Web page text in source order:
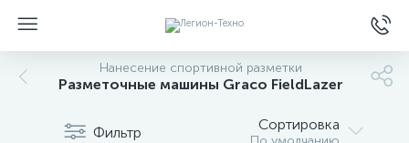
Нанесение спортивной разметки
Разметочные машины Graco FieldLazer
Фильтр Сортировка